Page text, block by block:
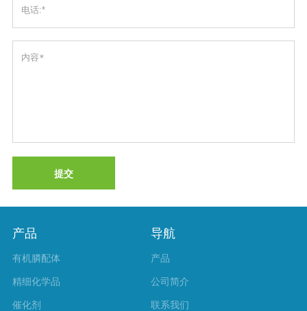
提交
产品
有机膦配体
精细化学品
催化剂
导航
产品
公司简介
联系我们